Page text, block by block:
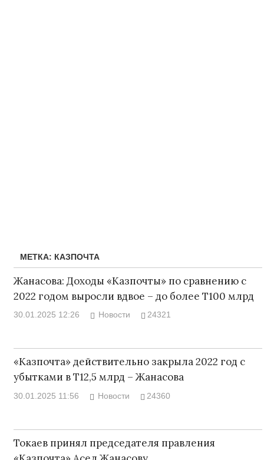
МЕТКА: КАЗПОЧТА
Жанасова: Доходы «Казпочты» по сравнению с
2022 годом выросли вдвое – до более Т100 млрд
30.01.2025 12:26 Новости 24321
«Казпочта» действительно закрыла 2022 год с
убытками в Т12,5 млрд – Жанасова
30.01.2025 11:56 Новости 24360
Токаев принял председателя правления